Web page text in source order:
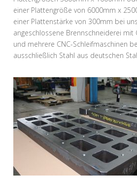
einer Plattengröße von 6000mm x
einer Plattenstärke von 300mm bei
angeschlossene Brennschneiderei
und mehrere CNC-Schleifmaschinen
ausschließlich Stahl aus deutschen